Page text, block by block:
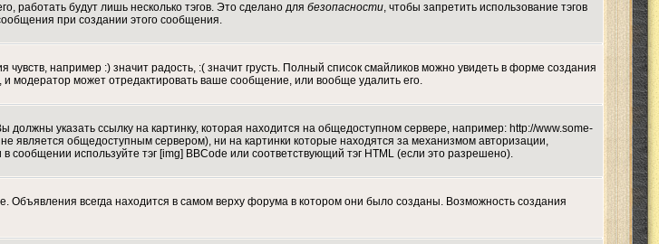
работать будут лишь несколько тэгов. Это сделано для безопасности, чтобы запретить использование тэгов
при создании этого сообщения.
например :) значит радость, :( значит грусть. Полный список смайликов можно увидеть в форме создания
модератор может отредактировать ваше сообщение, или вообще удалить его.
указать ссылку на картинку, которая находится на общедоступном сервере, например: http://www.some-
является общедоступным сервером), ни на картинки которые находятся за механизмом авторизации,
используйте тэг [img] BBCode или соответствующий тэг HTML (если это разрешено).
всегда находится в самом верху форума в котором они было созданы. Возможность создания